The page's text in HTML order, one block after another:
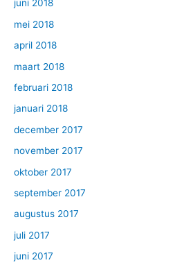
juni 2018
mei 2018
april 2018
maart 2018
februari 2018
januari 2018
december 2017
november 2017
oktober 2017
september 2017
augustus 2017
juli 2017
juni 2017